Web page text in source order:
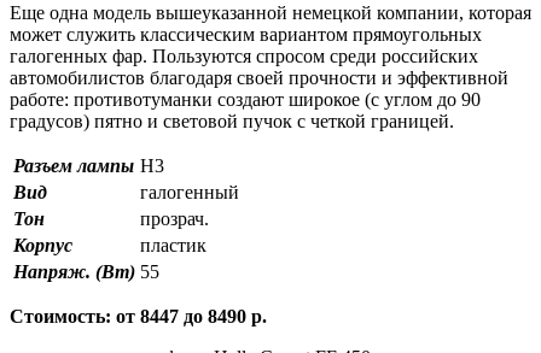
Еще одна модель вышеуказанной немецкой компании, которая
может служить классическим вариантом прямоугольных
галогенных фар. Пользуются спросом среди российских
автомобилистов благодаря своей прочности и эффективной
работе: противотуманки создают широкое (с углом до 90
градусов) пятно и световой пучок с четкой границей.
Разъем лампы H3
Вид
галогенный
Тон
прозрач.
Корпус
пластик
Напряж. (Вт) 55
Стоимость: от 8447 до 8490 р.